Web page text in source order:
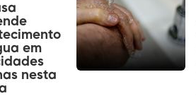
em
nesta